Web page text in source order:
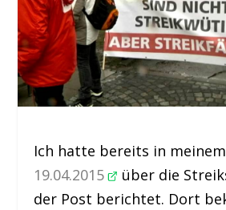
Ich hatte bereits in
19.04.2015
über die
der Post berichtet. Dort